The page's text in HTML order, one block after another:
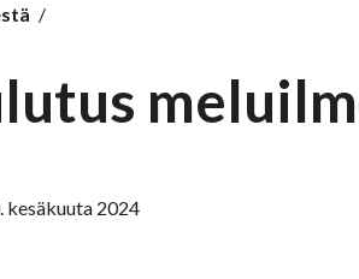
/
kesäkuuta 2024